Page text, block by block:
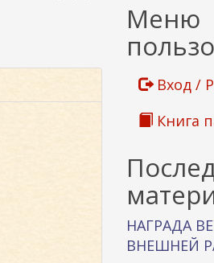
а
п
о
и
к
а
Меню
Вход /
Книга
НАГРАДА
ВНЕШНЕЙ